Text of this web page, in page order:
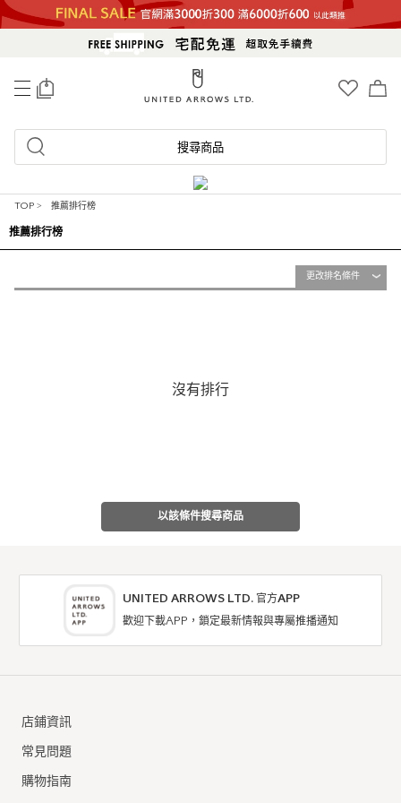
搜尋商品
TOP > 推薦排行榜
推薦排行榜
更改排名條件
沒有排行
以該條件搜尋商品
UNITED ARROWS LTD. 官方APP
歡迎下載APP，鎖定最新情報與專屬推播通知
店鋪資訊
常見問題
購物指南